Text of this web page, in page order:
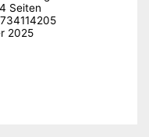
Seiten
2025